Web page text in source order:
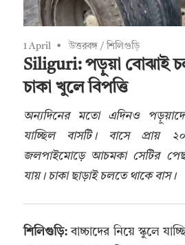
1 April উত্তরবঙ্গ /শিলিগুড়ি
Siliguri: পড়ুয়া বোঝাই
চাকা খুলে বিপত্তি
অন্যদিনের মতো এদিনও
যাচ্ছিল বাসটি। বাসে
জলপাইমোড়ে আচমকা সেটির
যায়। চাকা ছাড়াই চলতে থাকে বাস।
শিলিগুড়ি: বাচ্চাদের নিয়ে স্কুলে